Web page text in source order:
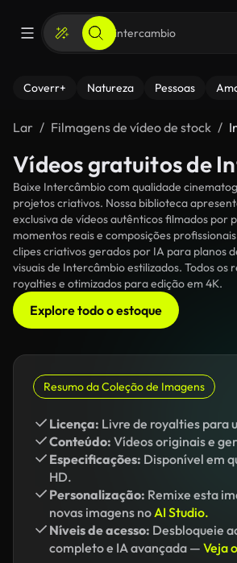
Coverr+ Natureza Pessoas
Lar Filmagens de vídeo de stock
Vídeos gratuitos de
Baixe Intercâmbio com qualidade
projetos criativos. Nossa biblioteca
exclusiva de vídeos autênticos filmados por
momentos reais e composições
clipes criativos gerados por IA para planos
visuais de Intercâmbio estilizados. Todos os
royalties e otimizados para edição em 4K.
Explore todo o estoque
Resumo da Coleção de Imagens
Licença: Livre de royalties para
Conteúdo: Vídeos originais e
Especificações: Disponível em
HD.
Personalização: Remixe esta
novas imagens noAI Studio.
Níveis de acesso: Desbloqueie
completo e IA avançada — Veja